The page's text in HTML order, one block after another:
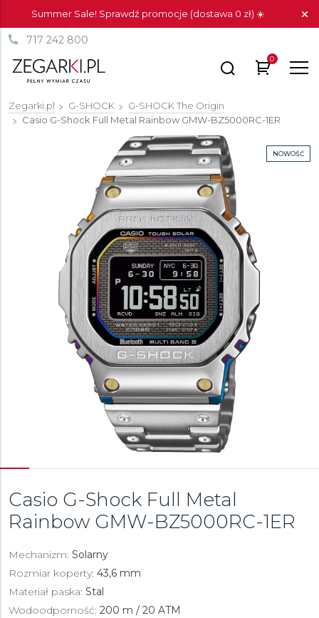
Summer Sale! Sprawdź promocje (dostawa 0 zł) ☀️
717 242 800
0
Zegarki.pl G-SHOCK
G-SHOCK The Origin
Casio G-Shock Full Metal Rainbow GMW-BZ5000RC-1ER
NOWOŚĆ
Casio G-Shock Full Metal
Rainbow GMW-BZ5000RC-1ER
Mechanizm: Solarny
Rozmiar koperty: 43,6 mm
Materiał paska: Stal
Wodoodporność: 200 m / 20 ATM